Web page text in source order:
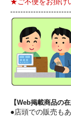
【Web掲載商品の
●店頭での販売も